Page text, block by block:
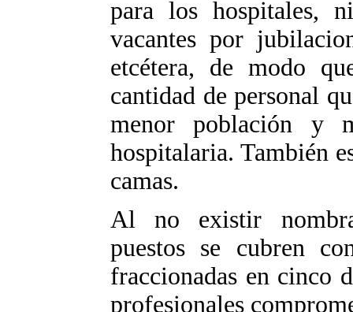
para los hospitales,
vacantes por
etcétera, de modo
cantidad de personal
menor población y
hospitalaria. También
camas.
Al no existir
puestos se cubren
fraccionadas en cinco
profesionales